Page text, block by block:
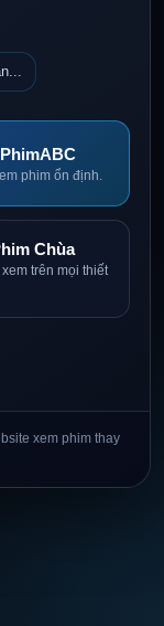
phim ổn định.
Chùa
trên mọi thiết
xem phim thay